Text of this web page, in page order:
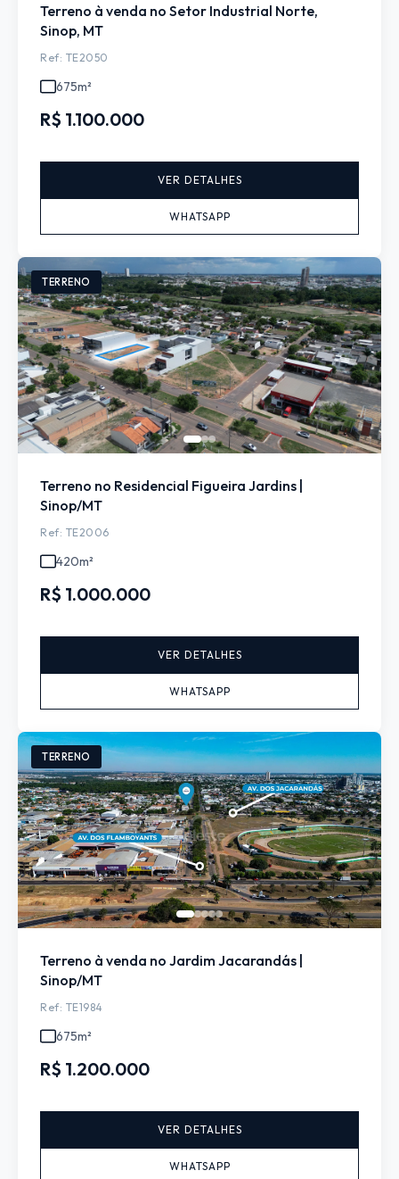
Terreno à venda no Setor Industrial Norte,
Sinop, MT
Ref: TE2050
675m²
R$ 1.100.000
VER DETALHES
WHATSAPP
TERRENO
Terreno no Residencial Figueira Jardins |
Sinop/MT
Ref: TE2006
420m²
R$ 1.000.000
VER DETALHES
WHATSAPP
TERRENO
Terreno à venda no Jardim Jacarandás |
Sinop/MT
Ref: TE1984
675m²
R$ 1.200.000
VER DETALHES
WHATSAPP